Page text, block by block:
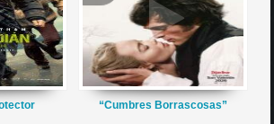
“Cumbres Borrascosas”